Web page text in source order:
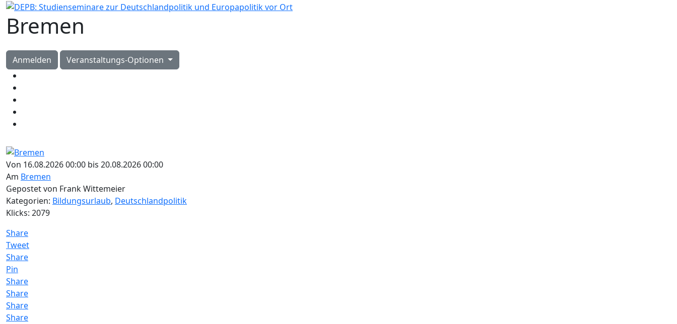
Bremen
Anmelden Veranstaltungs-Optionen
Von 16.08.2026 00:00 bis 20.08.2026 00:00
Am Bremen
Gepostet von Frank Wittemeier
Kategorien: Bildungsurlaub, Deutschlandpolitik
Klicks: 2079
Share
Tweet
Share
Pin
Share
Share
Share
Share